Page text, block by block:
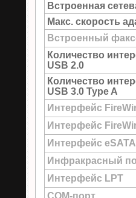
Встроенная
Макс. скорость
Встроенный
Количество
USB 2.0
Количество
USB 3.0 Type A
Интерфейс
Интерфейс
Интерфейс eSATA
Инфракрасный
Интерфейс LPT
COM-порт